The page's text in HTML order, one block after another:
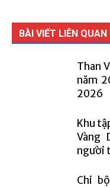
BÀI VIẾT LIÊN QUAN
Than
năm
2026
Khu
Vàng
người
Chi